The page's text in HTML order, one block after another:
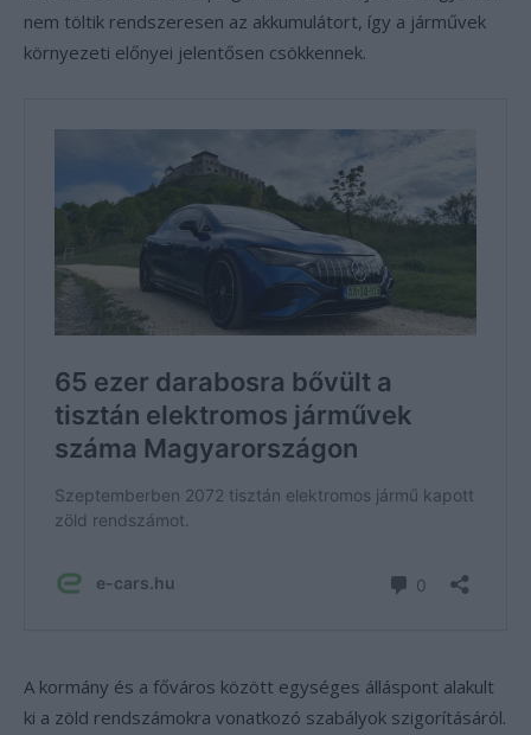
nem töltik rendszeresen az akkumulátort, így a járművek
környezeti előnyei jelentősen csökkennek.
A kormány és a főváros között egységes álláspont alakult
ki a zöld rendszámokra vonatkozó szabályok szigorításáról.